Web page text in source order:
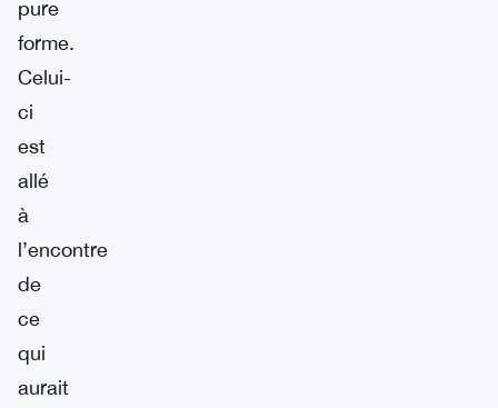
pure
forme.
Celui-
ci
est
allé
à
l’encontre
de
ce
qui
aurait